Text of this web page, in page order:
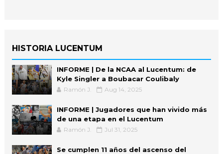
HISTORIA LUCENTUM
INFORME | De la NCAA al Lucentum: de
Kyle Singler a Boubacar Coulibaly
Ramón J. Aug 14, 2025
INFORME | Jugadores que han vivido más
de una etapa en el Lucentum
Ramón J. Jul 31, 2025
Se cumplen 11 años del ascenso del